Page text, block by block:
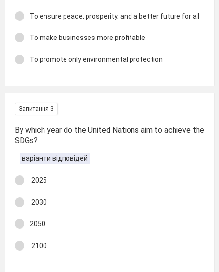
To ensure peace, prosperity, and a better future for all
To make businesses more profitable
To promote only environmental protection
Запитання 3
By which year do the United Nations aim to achieve the
SDGs?
варіанти відповідей
2025
2030
2050
2100